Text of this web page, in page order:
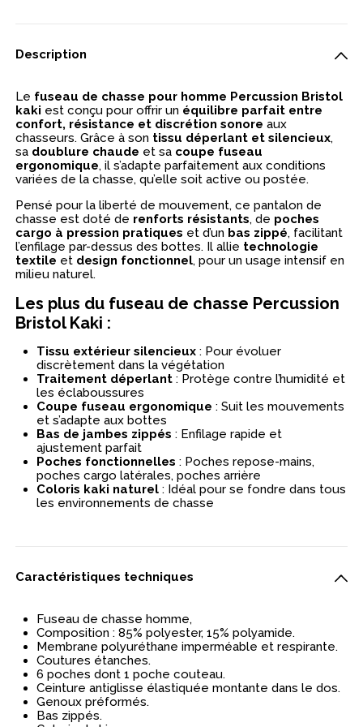
Description
Le fuseau de chasse pour homme Percussion Bristol
kaki est conçu pour offrir un équilibre parfait entre
confort, résistance et discrétion sonoreaux
chasseurs. Grâce à son tissu déperlant et silencieux,
sa doublure chaude et sa coupe fuseau
ergonomique, il s’adapte parfaitement aux conditions
variées de la chasse, qu’elle soit active ou postée.
Pensé pour la liberté de mouvement, ce pantalon de
chasse est doté de renforts résistants, de poches
cargo à pression pratiques et d’un bas zippé, facilitant
l’enfilage par-dessus des bottes. Il allie technologie
textile et design fonctionnel, pour un usage intensif en
milieu naturel.
Les plus du fuseau de chasse Percussion
Bristol Kaki :
Tissu extérieur silencieux : Pour évoluer
discrètement dans la végétation
Traitement déperlant : Protège contre l’humidité et
les éclaboussures
Coupe fuseau ergonomique : Suit les mouvements
et s’adapte aux bottes
Bas de jambes zippés : Enfilage rapide et
ajustement parfait
Poches fonctionnelles : Poches repose-mains,
poches cargo latérales, poches arrière
Coloris kaki naturel : Idéal pour se fondre dans tous
les environnements de chasse
Caractéristiques techniques
Fuseau de chasse homme,
Composition : 85% polyester, 15% polyamide.
Membrane polyuréthane imperméable et respirante.
Coutures étanches.
6 poches dont 1 poche couteau.
Ceinture antiglisse élastiquée montante dans le dos.
Genoux préformés.
Bas zippés.